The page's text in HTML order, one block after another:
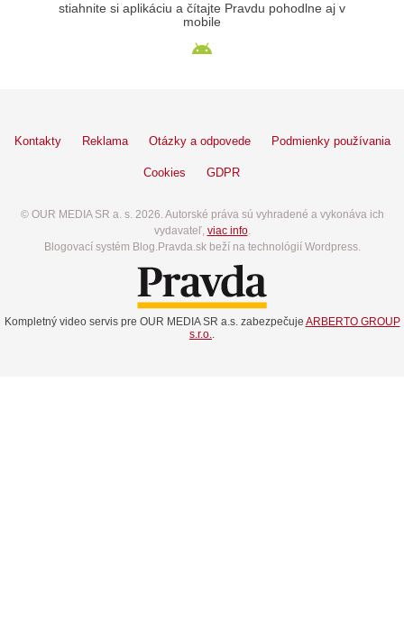
stiahnite si aplikáciu a čítajte Pravdu pohodlne aj v
mobile
Kontakty Reklama Otázky a odpovede Podmienky používania
Cookies GDPR
© OUR MEDIA SR a. s. 2026. Autorské práva sú vyhradené a vykonáva ich
vydavateľ, viac info.
Blogovací systém Blog.Pravda.sk beží na technológií Wordpress.
Kompletný video servis pre OUR MEDIA SR a.s. zabezpečuje ARBERTO GROUP
s.r.o.